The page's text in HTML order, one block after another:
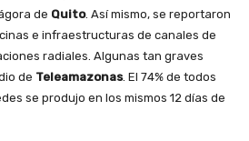
de Quito. Así mismo, se reportaron
e infraestructuras de canales de
radiales. Algunas tan graves
de Teleamazonas. El 74% de todos
se produjo en los mismos 12 días de